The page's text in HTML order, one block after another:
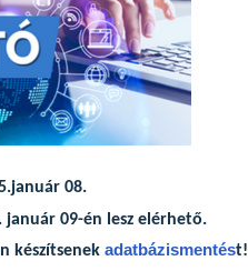
08.
január 09-én lesz elérhető.
készítsenekadatbázismentést!